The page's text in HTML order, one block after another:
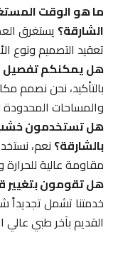
ما هو الوقت
الشارقة؟
تعقيد التصميم ونوع
هل يمكنكم تفصيل
بالتأكيد، نحن نصمم
والمساحات المحدودة
هل تستخدمون خشب
بالشارقة؟نعم، نستخدم
مقاومة عالية للحرارة
هل تقومون بتغيير
خدمتنا تشمل تجديداً
القديم بآخر طبي عالي